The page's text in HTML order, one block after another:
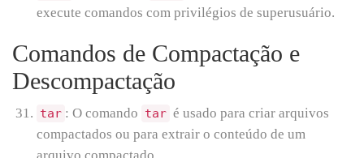
execute comandos com privilégios de superusuário.
Comandos de Compactação e
Descompactação
tar : O comando tar é usado para criar arquivos
compactados ou para extrair o conteúdo de um